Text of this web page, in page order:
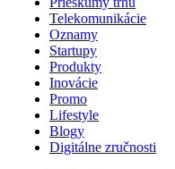
Telekomunikácie
Oznamy
Startupy
Produkty
Inovácie
Promo
Lifestyle
Blogy
Digitálne zručnosti